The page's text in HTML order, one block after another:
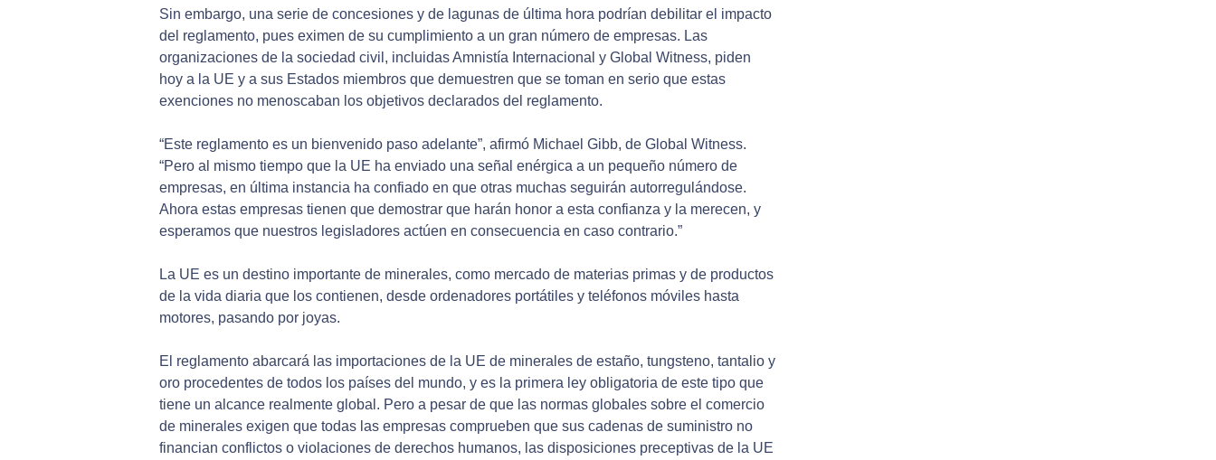
Sin embargo, una serie de concesiones y de lagunas de última hora podrían debilitar el impacto
del reglamento, pues eximen de su cumplimiento a un gran número de empresas. Las
organizaciones de la sociedad civil, incluidas Amnistía Internacional y Global Witness, piden
hoy a la UE y a sus Estados miembros que demuestren que se toman en serio que estas
exenciones no menoscaban los objetivos declarados del reglamento.
“Este reglamento es un bienvenido paso adelante”, afirmó Michael Gibb, de Global Witness.
“Pero al mismo tiempo que la UE ha enviado una señal enérgica a un pequeño número de
empresas, en última instancia ha confiado en que otras muchas seguirán autorregulándose.
Ahora estas empresas tienen que demostrar que harán honor a esta confianza y la merecen, y
esperamos que nuestros legisladores actúen en consecuencia en caso contrario.”
La UE es un destino importante de minerales, como mercado de materias primas y de productos
de la vida diaria que los contienen, desde ordenadores portátiles y teléfonos móviles hasta
motores, pasando por joyas.
El reglamento abarcará las importaciones de la UE de minerales de estaño, tungsteno, tantalio y
oro procedentes de todos los países del mundo, y es la primera ley obligatoria de este tipo que
tiene un alcance realmente global. Pero a pesar de que las normas globales sobre el comercio
de minerales exigen que todas las empresas comprueben que sus cadenas de suministro no
financian conflictos o violaciones de derechos humanos, las disposiciones preceptivas de la UE